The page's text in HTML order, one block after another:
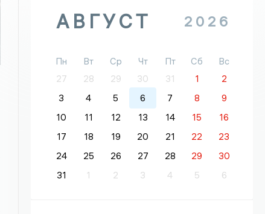
АВГУСТ 2026
Пн Вт Ср Чт Пт Сб
Вс
27
28 29 30 31 1
2
3
4 5 6 7 8
9
10
11 12 13 14 15
16
17
18 19 20 21 22
23
24
25 26 27 28 29
30
31
1 2 3 4 5 6